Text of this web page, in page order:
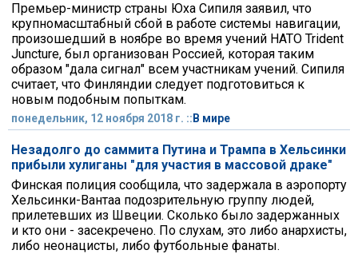
Премьер-министр страны Юха Сипиля заявил, что
крупномасштабный сбой в работе системы навигации,
произошедший в ноябре во время учений НАТО Trident
Juncture, был организован Россией, которая таким
образом "дала сигнал" всем участникам учений. Сипиля
считает, что Финляндии следует подготовиться к
новым подобным попыткам.
понедельник, 12 ноября 2018 г. :: В мире
Незадолго до саммита Путина и Трампа в Хельсинки
прибыли хулиганы "для участия в массовой драке"
Финская полиция сообщила, что задержала в аэропорту
Хельсинки-Вантаа подозрительную группу людей,
прилетевших из Швеции. Сколько было задержанных
и кто они - засекречено. По слухам, это либо анархисты,
либо неонацисты, либо футбольные фанаты.